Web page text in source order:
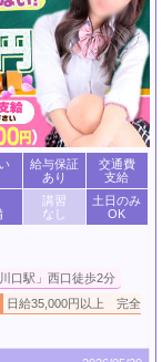
給与保証
あり
交通費
支給
講習
なし
土日のみ
OK
川口駅」西口徒歩2分
日給35,000円以上 完全